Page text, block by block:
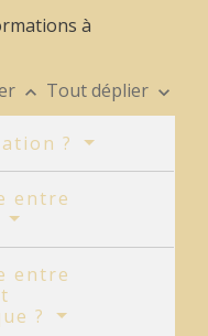
à
keyboard_arrow_up Tout déplier keyboard_arrow_down
?
entre
entre
?